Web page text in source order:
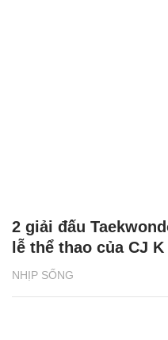
NHỊP SỐNG
2 giải đấu
lễ thể thao của CJ